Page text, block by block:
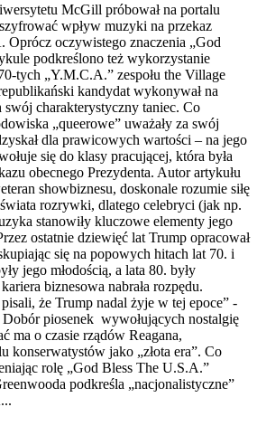
McGill próbował na portalu
wpływ muzyki na przekaz
oczywistego znaczenia „God
podkreślono też wykorzystanie
tych „Y.M.C.A.” zespołu the Village
kandydat wykonywał na
charakterystyczny taniec. Co
„queerowe” uważały za swój
dla prawicowych wartości – na jego
się do klasy pracującej, która była
obecnego Prezydenta. Autor artykułu
showbiznesu, doskonale rozumie siłę
rozrywki, dlatego celebryci (jak np.
stanowiły kluczowe elementy jego
ostatnie dziewięć lat Trump opracował
się na popowych hitach lat 70. i
jego młodością, a lata 80. były
biznesowa nabrała rozpędu.
że Trump nadal żyje w tej epoce” -
piosenek wywołujących nostalgię
ma o czasie rządów Reagana,
konserwatystów jako „złota era”. Co
rolę „God Bless The U.S.A.”
podkreśla „nacjonalistyczne”